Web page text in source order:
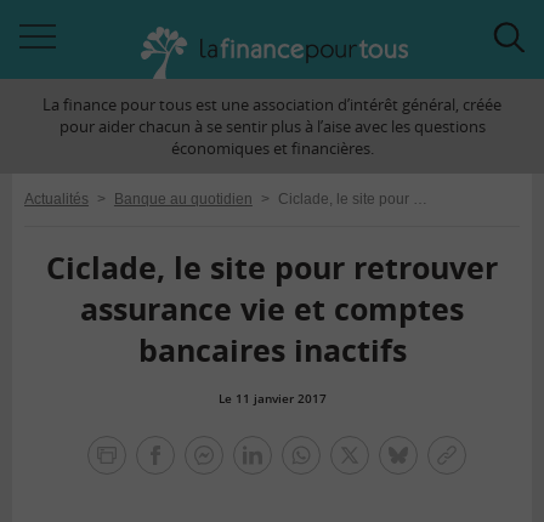
àLa finance pour tous est une association d’intérêt général, créée
pour aider chacun à se sentir plus à l’aise avec les questions
économiques et financières.
Actualités > Banque au quotidien > Ciclade, le site pour retrouver assurance vie et comptes bancaires inactifs
Ciclade, le site pour retrouver
assurance vie et comptes
bancaires inactifs
Le 11 janvier 2017